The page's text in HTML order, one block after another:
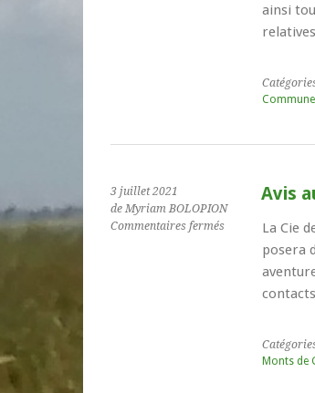
ainsi
3 juillet 2021
de Myriam BOLOPION
Commentaires ferméssur
aventuriers
Avis
La Cie
posera
Monts de